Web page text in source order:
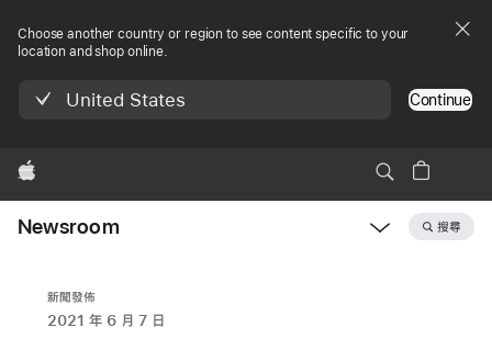
Choose another country or region to see content specific to your
location and shop online.
United States Continue
Apple
Newsroom 搜尋
新聞發佈
2021 年 6 月 7 日